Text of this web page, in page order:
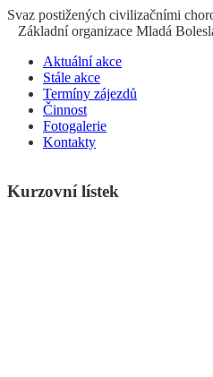
Svaz postižených civilizačními ch
Základní organizace Mladá
Aktuální akce
Stále akce
Termíny zájezdů
Činnost
Fotogalerie
Kontakty
Kurzovní lístek